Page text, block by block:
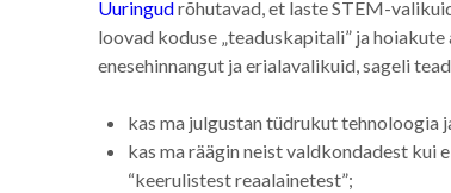
Uuringudrõhutavad, et laste STEM-
loovad koduse „teaduskapitali” ja
enesehinnangut ja erialavalikuid, sageli
kas ma julgustan tüdrukut tehnoloogia
kas ma räägin neist valdkondadest
“keerulistest reaalainetest”;